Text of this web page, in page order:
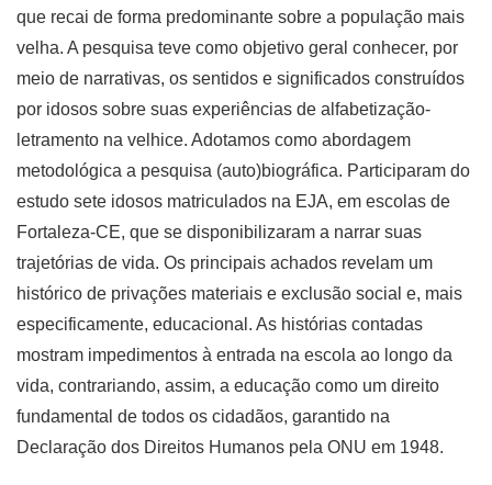
que recai de forma predominante sobre a população mais
velha. A pesquisa teve como objetivo geral conhecer, por
meio de narrativas, os sentidos e significados construídos
por idosos sobre suas experiências de alfabetização-
letramento na velhice. Adotamos como abordagem
metodológica a pesquisa (auto)biográfica. Participaram do
estudo sete idosos matriculados na EJA, em escolas de
Fortaleza-CE, que se disponibilizaram a narrar suas
trajetórias de vida. Os principais achados revelam um
histórico de privações materiais e exclusão social e, mais
especificamente, educacional. As histórias contadas
mostram impedimentos à entrada na escola ao longo da
vida, contrariando, assim, a educação como um direito
fundamental de todos os cidadãos, garantido na
Declaração dos Direitos Humanos pela ONU em 1948.